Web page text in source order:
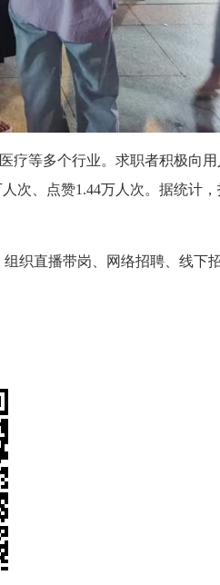
等多个行业。求职者积极向
次、点赞1.44万人次。据统计
直播带岗、网络招聘、线下